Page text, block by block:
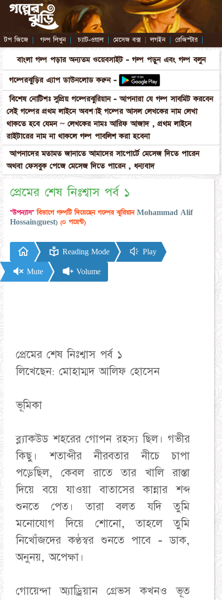
টপ জিজে | গল্প লিখুন | চ্যাট-ওয়াল | মেসেজ বক্স | লগইন | রেজিস্টার |
বাংলা গল্প পড়ার অন্যতম ওয়েবসাইট - গল্প পড়ুন এবং গল্প বলুন
গল্পেরঝুড়ির এ্যাপ ডাউনলোড করুন -
বিশেষ নোটিশঃ সুপ্রিয় গল্পেরঝুরিয়ান - আপনারা যে গল্প সাবমিট করবেন
সেই গল্পের প্রথম লাইনে অবশ্যাই গল্পের আসল লেখকের নাম লেখা
থাকতে হবে যেমন ~ লেখকের নামঃ আরিফ আজাদ , প্রথম লাইনে
রাইটারের নাম না থাকলে গল্প পাবলিশ করা হবেনা
আপনাদের মতামত জানাতে আমাদের সাপোর্টে মেসেজ দিতে পারেন
অথবা ফেসবুক পেজে মেসেজ দিতে পারেন , ধন্যবাদ
প্রেমের শেষ নিঃশ্বাস পর্ব ১
"উপন্যাস" বিভাগে গল্পটি দিয়েছেন গল্পের ঝুরিয়ান Mohammad Alif
Hossain(guest) (০ পয়েন্ট)
Reading Mode Play
Mute Volume
প্রেমের শেষ নিঃশ্বাস পর্ব ১
লিখেছেন: মোহাম্মদ আলিফ হোসেন
ভূমিকা
ব্ল্যাকউড শহরের গোপন রহস্য ছিল। গভীর
কিছু। শতাব্দীর নীরবতার নীচে চাপা
পড়েছিল, কেবল রাতে তার খালি রাস্তা
দিয়ে বয়ে যাওয়া বাতাসের কান্নার শব্দ
শুনতে পেত। তারা বলত যদি তুমি
মনোযোগ দিয়ে শোনো, তাহলে তুমি
নিখোঁজদের কণ্ঠস্বর শুনতে পাবে - ডাক,
অনুনয়, অপেক্ষা।
গোয়েন্দা অ্যাড্রিয়ান গ্রেভস কখনও ভূত